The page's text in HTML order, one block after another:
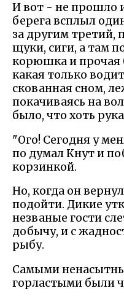
И вот - не прошло
берега всплыл
за другим третий,
щуки, сиги, а там
корюшка и прочая
какая только
скованная сном,
покачиваясь на
было, что хоть
"Ого! Сегодня у
по думал Кнут и
корзинкой.
Но, когда он
подойти. Дикие
незваные гости
добычу, и с
рыбу.
Самыми
горластыми были